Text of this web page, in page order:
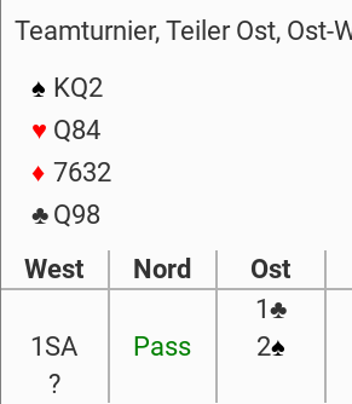
Teamturnier, Teiler Ost, Ost-
♠ KQ2
♥ Q84
♦ 7632
♣Q98
West
Nord Ost
1♣
1SA
Pass 2♠
?